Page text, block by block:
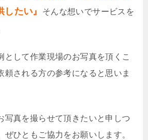
たい』
そんな想いでサービスを
として作業現場のお写真を頂くこ
頼される方の参考になると思いま
写真を撮らせて頂きたいと申しつ
ぜひともご協力をお願いします。